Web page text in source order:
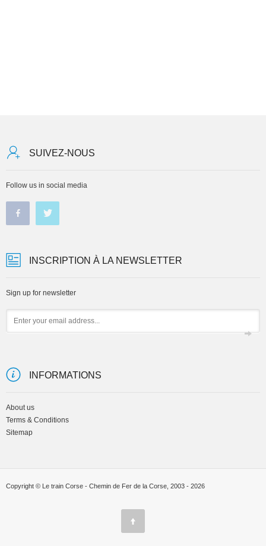
SUIVEZ-NOUS
Follow us in social media
INSCRIPTION À LA NEWSLETTER
Sign up for newsletter
INFORMATIONS
About us
Terms & Conditions
Sitemap
Copyright © Le train Corse - Chemin de Fer de la Corse, 2003 - 2026